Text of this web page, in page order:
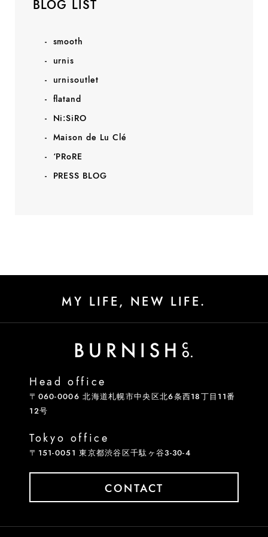
BLOG LIST
smooth
urnis
urnisoutlet
flatand
Ni:SiRO
Maison de Lu Clé
‘PRoRE
PRESS BLOG
MY LIFE, NEW LIFE.
Head office
〒060-0006 北海道札幌市中央区北6条西18丁目11番
12号
Tokyo office
〒151-0051 東京都渋谷区千駄ヶ谷3-30-4
CONTACT